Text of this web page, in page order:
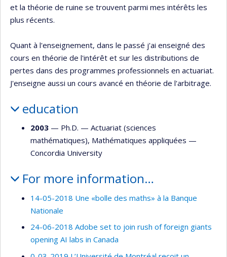
et la théorie de ruine se trouvent parmi mes intérêts les
plus récents.
Quant à l'enseignement, dans le passé j'ai enseigné des
cours en théorie de l'intérêt et sur les distributions de
pertes dans des programmes professionnels en actuariat.
J'enseigne aussi un cours avancé en théorie de l'arbitrage.
education
2003 — Ph.D. — Actuariat (sciences
mathématiques), Mathématiques appliquées —
Concordia University
For more information…
14-05-2018 Une «bolle des maths» à la Banque
Nationale
24-06-2018 Adobe set to join rush of foreign giants
opening AI labs in Canada